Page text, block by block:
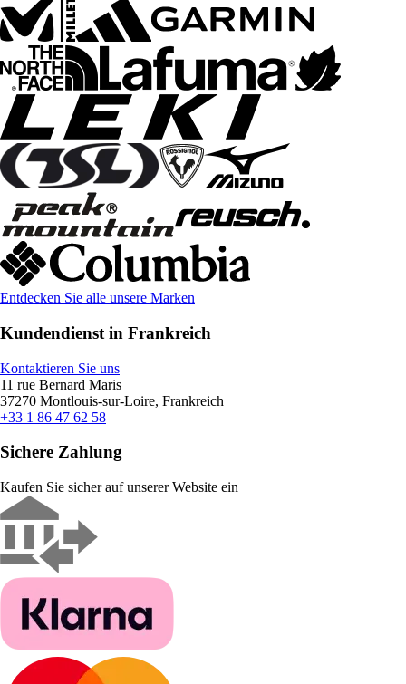
Entdecken Sie alle unsere Marken
Kundendienst in Frankreich
Kontaktieren Sie uns
11 rue Bernard Maris
37270 Montlouis-sur-Loire, Frankreich
+33 1 86 47 62 58
Sichere Zahlung
Kaufen Sie sicher auf unserer Website ein